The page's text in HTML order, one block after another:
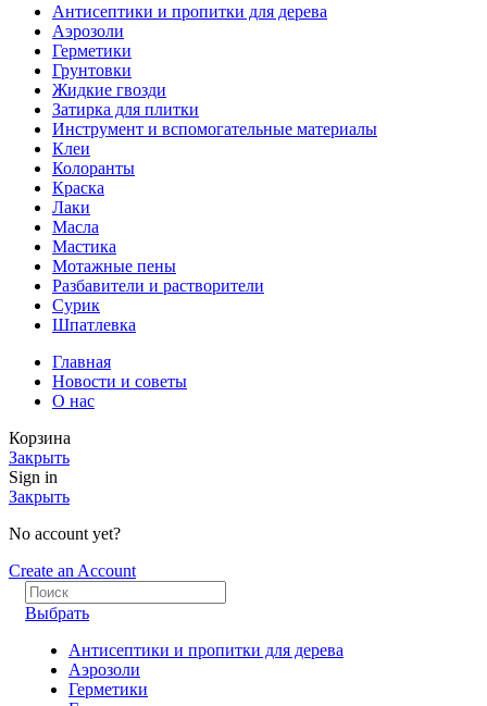
Антисептики и пропитки для дерева
Аэрозоли
Герметики
Грунтовки
Жидкие гвозди
Затирка для плитки
Инструмент и вспомогательные материалы
Клеи
Колоранты
Краска
Лаки
Масла
Мастика
Мотажные пены
Разбавители и растворители
Сурик
Шпатлевка
Главная
Новости и советы
О нас
Корзина
Закрыть
Sign in
Закрыть
No account yet?
Create an Account
Выбрать
Антисептики и пропитки для дерева
Аэрозоли
Герметики